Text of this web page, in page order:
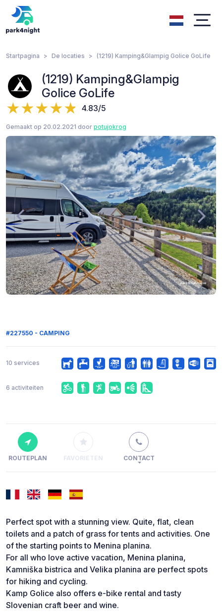
Startpagina De locaties (1219) Kamping&Glampig Golice GoLife
(1219) Kamping&Glampig
Golice GoLife
4.83/5
Gemaakt op 20.02.2021 door potujokrog
#227550 - CAMPING
10 services
6 activiteiten
ROUTEPLAN FAVORIETEN CONTACT
Perfect spot with a stunning view. Quite, flat, clean
toilets and a patch of grass for tents and activities. One
of the starting points to Menina planina.
For all who love active vacation, Menina planina,
Kamniška bistrica and Velika planina are perfect spots
for hiking and cycling.
Kamp Golice also offers e-bike rental and tasty
Slovenian craft beer and wine.